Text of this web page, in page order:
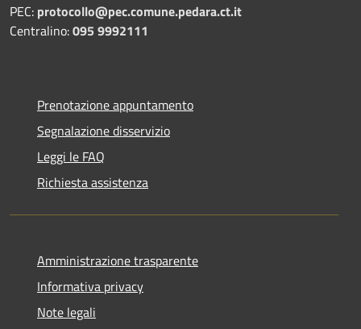
PEC: protocollo@pec.comune.pedara.ct.it
Centralino:095 9992111
Prenotazione appuntamento
Segnalazione disservizio
Leggi le FAQ
Richiesta assistenza
Amministrazione trasparente
Informativa privacy
Note legali